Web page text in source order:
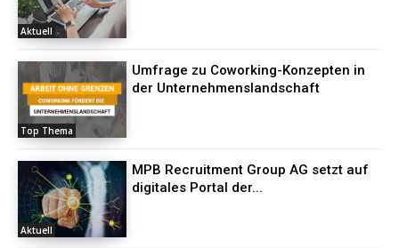
Aktuell
Top Thema
Umfrage zu Coworking-Konzepten in
der Unternehmenslandschaft
Aktuell
MPB Recruitment Group AG setzt auf
digitales Portal der...